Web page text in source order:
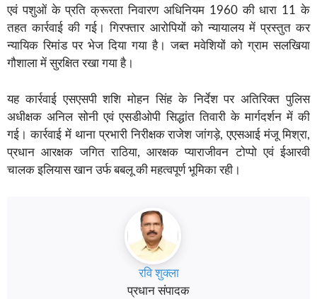
एवं पशुओं के प्रति क्रूरता निवारण अधिनियम 1960 की धारा 11 के
तहत कार्रवाई की गई। गिरफ्तार आरोपियों को न्यायालय में प्रस्तुत कर
न्यायिक रिमांड पर भेज दिया गया है। जब्त मवेशियों को ग्राम सलखिया
गौशाला में सुरक्षित रखा गया है।
यह कार्रवाई एसएसपी शशि मोहन सिंह के निर्देश पर अतिरिक्त पुलिस
अधीक्षक अनिल सोनी एवं एसडीओपी सिद्धांत तिवारी के मार्गदर्शन में की
गई। कार्रवाई में थाना प्रभारी निरीक्षक राजेश जांगड़े, एएसआई मंजू मिश्रा,
प्रधान आरक्षक जगित राठिया, आरक्षक प्याराजीवन टोप्पो एवं ईआरवी
चालक इलियास खान उर्फ बबलू की महत्वपूर्ण भूमिका रही।
रवि शुक्ला
प्रधान संपादक